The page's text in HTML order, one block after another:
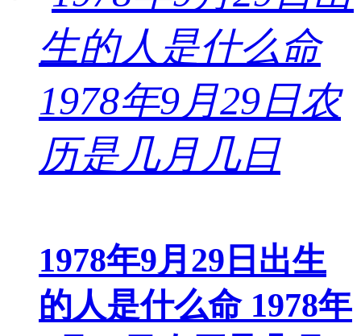
1978年9月29日出生
的人是什么命 1978年